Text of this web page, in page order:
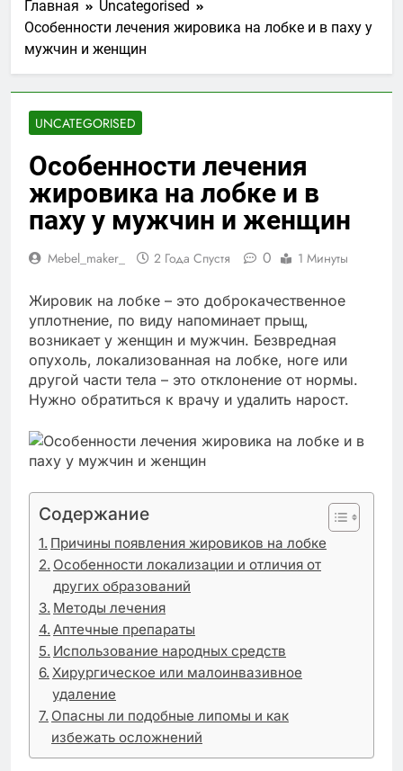
Главная
Uncategorised
Особенности лечения жировика на лобке и в паху у
мужчин и женщин
UNCATEGORISED
Особенности лечения
жировика на лобке и в
паху у мужчин и женщин
Mebel_maker_ 2 Года Спустя 0 1 Минуты
Жировик на лобке – это доброкачественное
уплотнение, по виду напоминает прыщ,
возникает у женщин и мужчин. Безвредная
опухоль, локализованная на лобке, ноге или
другой части тела – это отклонение от нормы.
Нужно обратиться к врачу и удалить нарост.
Содержание
Причины появления жировиков на лобке
Особенности локализации и отличия от
других образований
Методы лечения
Аптечные препараты
Использование народных средств
Хирургическое или малоинвазивное
удаление
Опасны ли подобные липомы и как
избежать осложнений